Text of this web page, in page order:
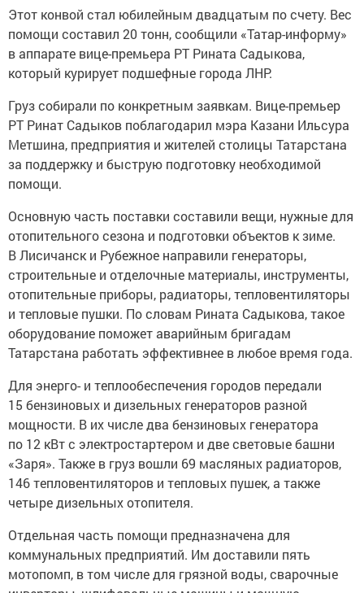
Этот конвой стал юбилейным двадцатым по счету. Вес
помощи составил 20 тонн, сообщили «Татар-информу»
в аппарате вице-премьера РТ Рината Садыкова,
который курирует подшефные города ЛНР.
Груз собирали по конкретным заявкам. Вице-премьер
РТ Ринат Садыков поблагодарил мэра Казани Ильсура
Метшина, предприятия и жителей столицы Татарстана
за поддержку и быструю подготовку необходимой
помощи.
Основную часть поставки составили вещи, нужные для
отопительного сезона и подготовки объектов к зиме.
В Лисичанск и Рубежное направили генераторы,
строительные и отделочные материалы, инструменты,
отопительные приборы, радиаторы, тепловентиляторы
и тепловые пушки. По словам Рината Садыкова, такое
оборудование поможет аварийным бригадам
Татарстана работать эффективнее в любое время года.
Для энерго- и теплообеспечения городов передали
15 бензиновых и дизельных генераторов разной
мощности. В их числе два бензиновых генератора
по 12 кВт с электростартером и две световые башни
«Заря». Также в груз вошли 69 масляных радиаторов,
146 тепловентиляторов и тепловых пушек, а также
четыре дизельных отопителя.
Отдельная часть помощи предназначена для
коммунальных предприятий. Им доставили пять
мотопомп, в том числе для грязной воды, сварочные